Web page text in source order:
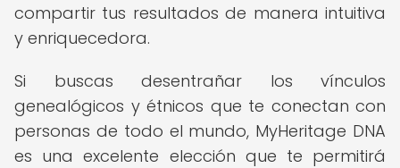
compartir tus resultados de manera intuitiva
y enriquecedora.
Si buscas desentrañar los vínculos
genealógicos y étnicos que te conectan con
personas de todo el mundo, MyHeritage DNA
es una excelente elección que te permitirá